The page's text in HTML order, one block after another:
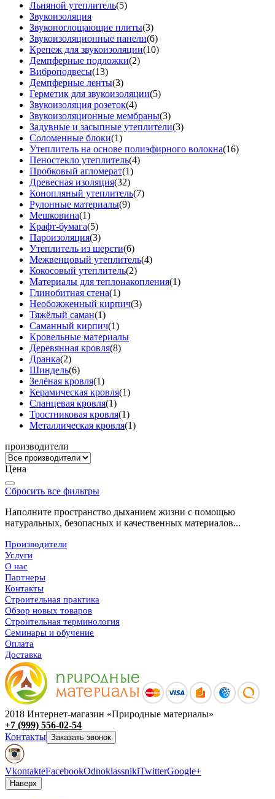
Льняной утеплитель(5)
Звукоизоляция
Звукопоглощающие плиты(3)
Звукоизоляционные панели(6)
Крепеж для звукоизоляции(10)
Демпферные подложки(2)
Виброподвесы(13)
Демпферные ленты(3)
Герметик для звукоизоляции(5)
Звукоизоляция розеток(4)
Звукоизоляционные мембраны(3)
Задувные и засыпные утеплители(3)
Соломенные блоки(1)
Утеплитель на основе полиэфирного волокна(16)
Пеностекло утеплитель(4)
Пробковый агломерат(1)
Древесная изоляция(32)
Конопляный утеплитель(7)
Рулонные материалы(9)
Мешковина(1)
Крафт-бумага(5)
Пароизоляция(3)
Утеплитель из шерсти(6)
Межвенцовый утеплитель(4)
Кокосовый утеплитель(2)
Материалы для теплонакопления(1)
Глинобитная стена(1)
Необожженный кирпич(3)
Тяжёлый саман(1)
Саманный кирпич(1)
Кровельные материалы
Деревянная кровля(8)
Дранка(2)
Шиндель(6)
Зелёная кровля(1)
Керамическая кровля(1)
Сланцевая кровля(1)
Тростниковая кровля(1)
Металлическая кровля(1)
производители
Цена
Сбросить все фильтры
Наполните пространство дыханием жизни с помощью
натуральных, безопасных и качественных материалов...
Производители
Услуги
О нас
Партнеры
Контакты
Строительная практика
Обзор новых товаров
Строительная терминология
Семинары и обучение
Оплата
Доставка
2018 Интернет-магазин «Природные материалы»
+7 (999) 556-02-54
Контакты Заказать звонок
VkontakteFacebookOdnoklassnikiTwitterGoogle+
Наверх